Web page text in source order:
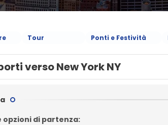
Tour Ponti e Festività
verso New York NY
opzioni di partenza: